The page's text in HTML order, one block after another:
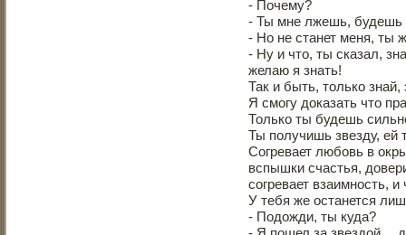
- Почему?
- Ты мне лжешь, будешь
- Но не станет меня, ты
- Ну и что, ты сказал,
желаю я знать!
Так и быть, только знай,
Я смогу доказать что
Только ты будешь
Ты получишь звезду, ей
Согревает любовь в
вспышки счастья,
согревает взаимность, и
У тебя же останется
- Подожди, ты куда?